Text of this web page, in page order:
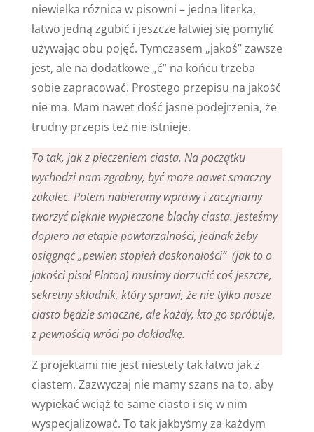
niewielka różnica w pisowni – jedna literka,
łatwo jedną zgubić i jeszcze łatwiej się pomylić
używając obu pojęć. Tymczasem „jakoś” zawsze
jest, ale na dodatkowe „ć” na końcu trzeba
sobie zapracować. Prostego przepisu na jakość
nie ma. Mam nawet dość jasne podejrzenia, że
trudny przepis też nie istnieje.
To tak, jak z pieczeniem ciasta. Na początku
wychodzi nam zgrabny, być może nawet smaczny
zakalec. Potem nabieramy wprawy i zaczynamy
tworzyć pięknie wypieczone blachy ciasta. Jesteśmy
dopiero na etapie powtarzalności, jednak żeby
osiągnąć „pewien stopień doskonałości” (jak to o
jakości pisał Platon) musimy dorzucić coś jeszcze,
sekretny składnik, który sprawi, że nie tylko nasze
ciasto będzie smaczne, ale każdy, kto go spróbuje,
z pewnością wróci po dokładkę.
Z projektami nie jest niestety tak łatwo jak z
ciastem. Zazwyczaj nie mamy szans na to, aby
wypiekać wciąż te same ciasto i się w nim
wyspecjalizować. To tak jakbyśmy za każdym